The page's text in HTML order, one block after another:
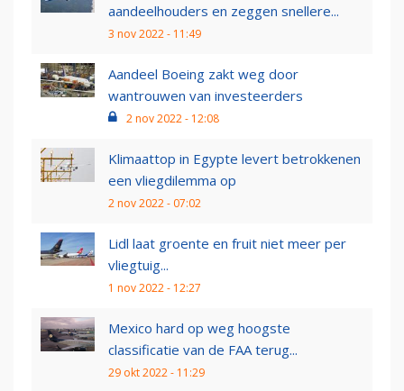
aandeelhouders en zeggen snellere...
3 nov 2022 - 11:49
Aandeel Boeing zakt weg door
wantrouwen van investeerders
2 nov 2022 - 12:08
Klimaattop in Egypte levert betrokkenen
een vliegdilemma op
2 nov 2022 - 07:02
Lidl laat groente en fruit niet meer per
vliegtuig...
1 nov 2022 - 12:27
Mexico hard op weg hoogste
classificatie van de FAA terug...
29 okt 2022 - 11:29